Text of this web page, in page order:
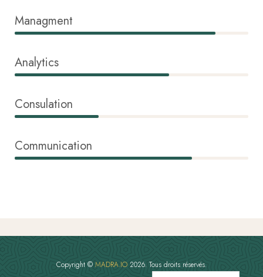
Managment
Analytics
Consulation
Communication
Copyright © MADRA.IO 2026. Tous droits réservés.